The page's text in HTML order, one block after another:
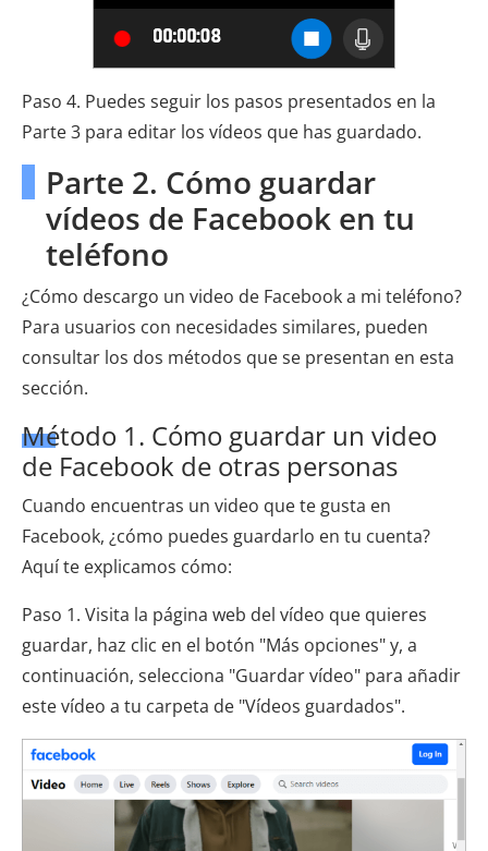
Paso 4. Puedes seguir los pasos presentados en la
Parte 3 para editar los vídeos que has guardado.
Parte 2. Cómo guardar
vídeos de Facebook en tu
teléfono
¿Cómo descargo un video de Facebook a mi teléfono?
Para usuarios con necesidades similares, pueden
consultar los dos métodos que se presentan en esta
sección.
Método 1. Cómo guardar un video
de Facebook de otras personas
Cuando encuentras un video que te gusta en
Facebook, ¿cómo puedes guardarlo en tu cuenta?
Aquí te explicamos cómo:
Paso 1. Visita la página web del vídeo que quieres
guardar, haz clic en el botón "Más opciones" y, a
continuación, selecciona "Guardar vídeo" para añadir
este vídeo a tu carpeta de "Vídeos guardados".